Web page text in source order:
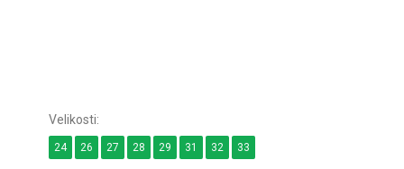
24 26 27 28 29 31 32 33